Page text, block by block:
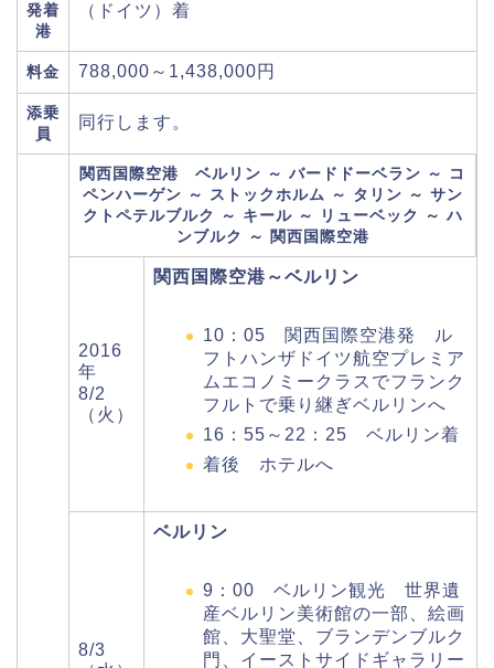
発着
港
（ドイツ）着
料金 788,000～1,438,000円
添乗
員
同行します。
関西国際空港 ベルリン ～ バードドーベラン ～ コ
ペンハーゲン ～ ストックホルム ～ タリン ～ サン
クトペテルブルク ～ キール ～ リューベック ～ ハ
ンブルク ～ 関西国際空港
2016
年
8/2
（火）
関西国際空港～ベルリン
10：05 関西国際空港発 ル
フトハンザドイツ航空プレミア
ムエコノミークラスでフランク
フルトで乗り継ぎベルリンへ
16：55～22：25 ベルリン着
着後 ホテルへ
8/3
ベルリン
9：00 ベルリン観光 世界遺
産ベルリン美術館の一部、絵画
館、大聖堂、ブランデンブルク
門、イーストサイドギャラリー